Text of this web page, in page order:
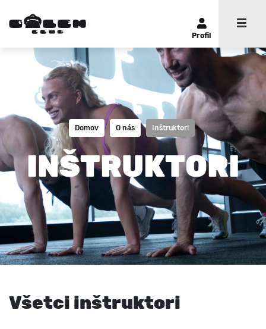
Profil
Domov O nás Inštruktori
INŠTRUKTORI
Všetci inštruktori